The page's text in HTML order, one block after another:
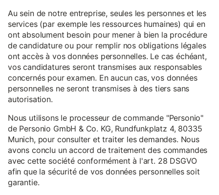
Au sein de notre entreprise, seules les personnes et les
services (par exemple les ressources humaines) qui en
ont absolument besoin pour mener à bien la procédure
de candidature ou pour remplir nos obligations légales
ont accès à vos données personnelles. Le cas échéant,
vos candidatures seront transmises aux responsables
concernés pour examen. En aucun cas, vos données
personnelles ne seront transmises à des tiers sans
autorisation.
Nous utilisons le processeur de commande "Personio"
de Personio GmbH & Co. KG, Rundfunkplatz 4, 80335
Munich, pour consulter et traiter les demandes. Nous
avons conclu un accord de traitement des commandes
avec cette société conformément à l'art. 28 DSGVO
afin que la sécurité de vos données personnelles soit
garantie.